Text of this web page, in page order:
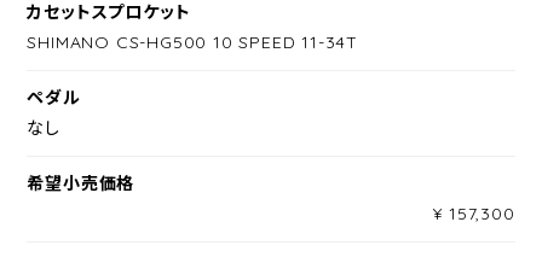
カセットスプロケット
SHIMANO CS-HG500 10 SPEED 11-34T
ペダル
なし
希望小売価格
¥ 157,300